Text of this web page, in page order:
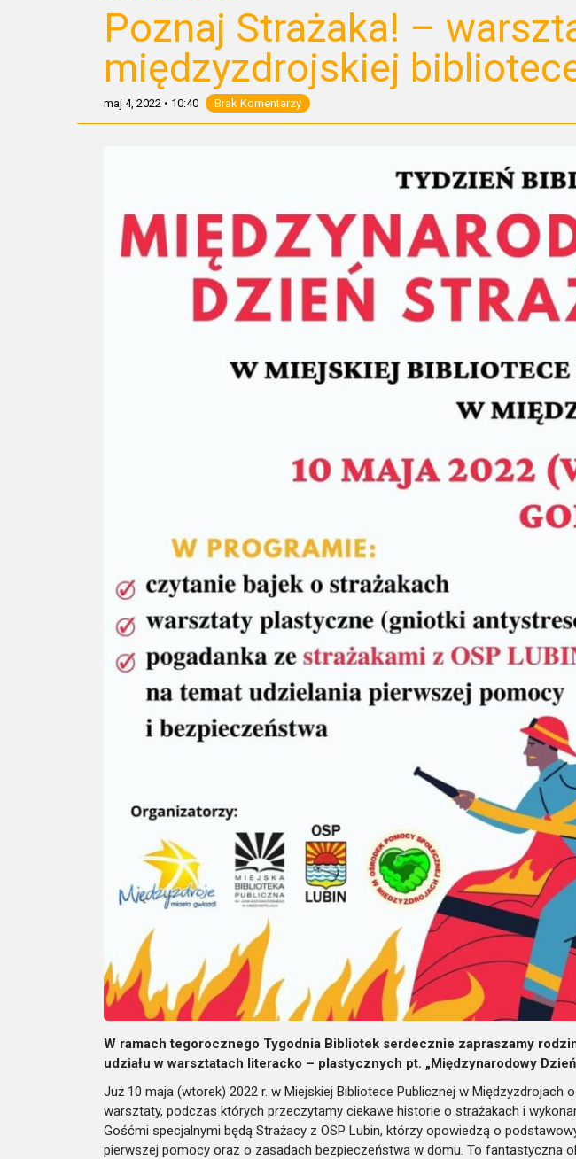
Poznaj Strażaka! –
międzyzdrojskiej
maj 4, 2022 • 10:40 Brak Komentarzy
W ramach tegorocznego Tygodnia Bibliotek serdecznie zapraszamy
udziału w warsztatach literacko – plastycznych pt. „Międzynarodowy
Już 10 maja (wtorek) 2022 r. w Miejskiej Bibliotece Publicznej w Międzyzdrojach
warsztaty, podczas których przeczytamy ciekawe historie o strażakach i
Gośćmi specjalnymi będą Strażacy z OSP Lubin, którzy opowiedzą o
pierwszej pomocy oraz o zasadach bezpieczeństwa w domu. To fantastyczna